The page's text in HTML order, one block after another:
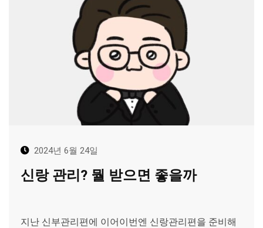
2024년 6월 24일
신랑 관리? 뭘 받으면 좋을까
지난 신부관리편에 이어이번엔 신랑관리편을 준비해